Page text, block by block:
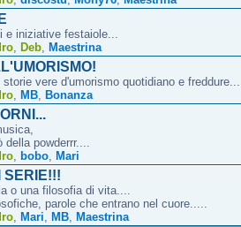
iniziative festaiole...
Deb Maestrina
vere d'umorismo quotidiano e
MB Bonanza
powderrr....
bobo Mari
SERIE!!!
o una filosofia di vita....
parole che entrano nel cuore.....
Mari MB Maestrina